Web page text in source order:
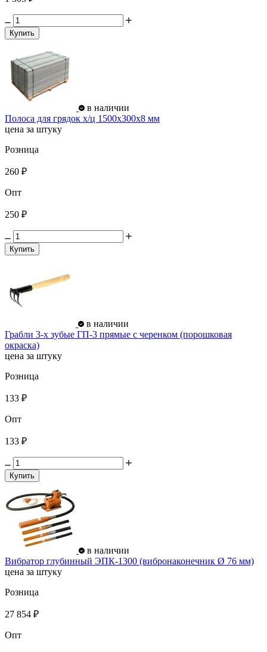
Купить
в наличии
Полоса для грядок х/ц 1500х300х8 мм
цена за штуку
Розница
260 ₽
Опт
250 ₽
Купить
в наличии
Грабли 3-х зубые ГП-3 прямые с черенком (порошковая
окраска)
цена за штуку
Розница
133 ₽
Опт
133 ₽
Купить
в наличии
Вибратор глубинный ЭПК-1300 (вибронаконечник Ø 76 мм)
цена за штуку
Розница
27 854 ₽
Опт